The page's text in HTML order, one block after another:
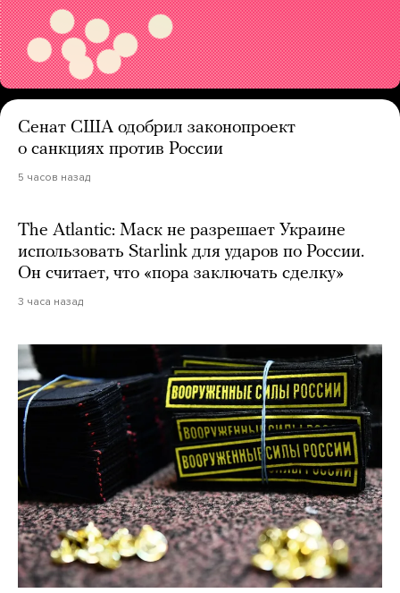
Сенат США одобрил законопроект
о санкциях против России
5 часов назад
The Atlantic: Маск не разрешает Украине
использовать Starlink для ударов по России.
Он считает, что «пора заключать сделку»
3 часа назад